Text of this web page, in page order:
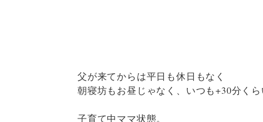
父が来てからは平日も休日もなく
朝寝坊もお昼じゃなく、いつも+30分くら
子育て中ママ状態。